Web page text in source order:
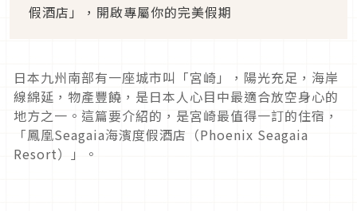
假酒店」，開啟專屬你的完美假期
日本九州南部有一座城市叫「宮崎」，陽光充足，海岸
線綿延，物產豐饒，是日本人心目中最適合放空身心的
地方之一。這篇要介紹的，是宮崎最值得一訂的住宿，
「鳳凰Seagaia海濱度假酒店（Phoenix Seagaia
Resort）」。